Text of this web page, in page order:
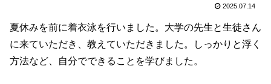
2025.07.14
夏休みを前に着衣泳を行いました。大学の先生と生徒さん
に来ていただき、教えていただきました。しっかりと浮く
方法など、自分でできることを学びました。